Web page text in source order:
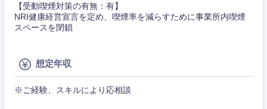
【受動喫煙対策の有無：有】
NRI健康経営宣言を定め、喫煙率を減らすために事業所内喫煙
スペースを閉鎖
想定年収
※ご経験、スキルにより応相談